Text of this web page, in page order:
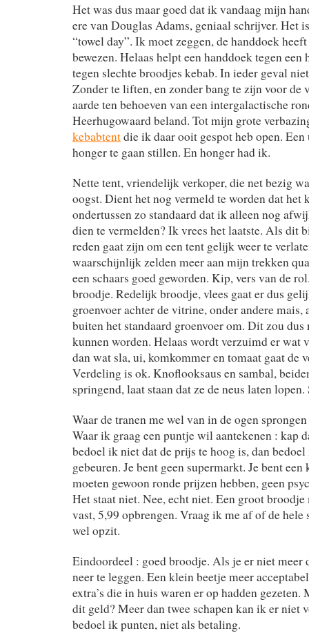
Het was dus maar goed dat ik vandaag mijn
ere van Douglas Adams, geniaal schrijver. Het
“towel day”. Ik moet zeggen, de handdoek
bewezen. Helaas helpt een handdoek tegen een
tegen slechte broodjes kebab. In ieder geval
Zonder te liften, en zonder bang te zijn voor de
aarde ten behoeven van een intergalactische
Heerhugowaard beland. Tot mijn grote
kebabtentdie ik daar ooit gespot heb open.
honger te gaan stillen. En honger had ik.
Nette tent, vriendelijk verkoper, die net bezig
oogst. Dient het nog vermeld te worden dat het
ondertussen zo standaard dat ik alleen nog
dien te vermelden? Ik vrees het laatste. Als dit
reden gaat zijn om een tent gelijk weer te
waarschijnlijk zelden meer aan mijn trekken
een schaars goed geworden. Kip, vers van de
broodje. Redelijk broodje, vlees gaat er dus
groenvoer achter de vitrine, onder andere mais,
buiten het standaard groenvoer om. Dit zou dus
kunnen worden. Helaas wordt verzuimd er wat
dan wat sla, ui, komkommer en tomaat gaat de
Verdeling is ok. Knoflooksaus en sambal,
springend, laat staan dat ze de neus laten lopen.
Waar de tranen me wel van in de ogen
Waar ik graag een puntje wil aantekenen : kap
bedoel ik niet dat de prijs te hoog is, dan
gebeuren. Je bent geen supermarkt. Je bent een
moeten gewoon ronde prijzen hebben, geen
Het staat niet. Nee, echt niet. Een groot
vast, 5,99 opbrengen. Vraag ik me af of de hele
wel opzit.
Eindoordeel : goed broodje. Als je er niet meer
neer te leggen. Een klein beetje meer
extra’s die in huis waren er op hadden
dit geld? Meer dan twee schapen kan ik er niet
bedoel ik punten, niet als betaling.